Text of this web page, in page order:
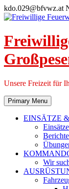
Skip
to
kdo.029@bfvwz.at
Unsere Freizeit für
Primary Menu
EINSÄTZE
Einsätze
Berichte
Wir